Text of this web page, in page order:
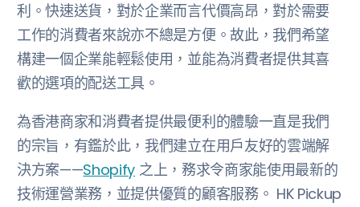
利。快速送貨，對於企業而言代價高昂，對於需要
工作的消費者來說亦不總是方便。故此，我們希望
構建一個企業能輕鬆使用，並能為消費者提供其喜
歡的選項的配送工具。
為香港商家和消費者提供最便利的體驗一直是我們
的宗旨，有鑑於此，我們建立在用戶友好的雲端解
決方案——Shopify 之上，務求令商家能使用最新的
技術運營業務，並提供優質的顧客服務。 HK Pickup